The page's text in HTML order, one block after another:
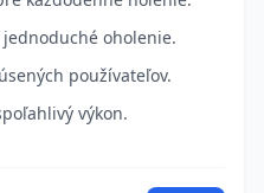
oholenie.
používateľov.
výkon.